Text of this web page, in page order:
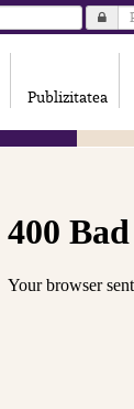
Publizitatea